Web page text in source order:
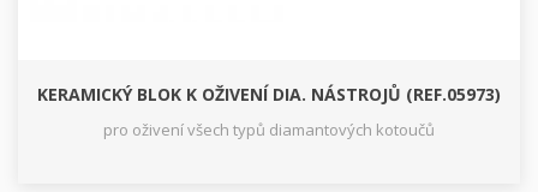
KERAMICKÝ BLOK K OŽIVENÍ DIA. NÁSTROJŮ (REF.05973)
pro oživení všech typů diamantových kotoučů